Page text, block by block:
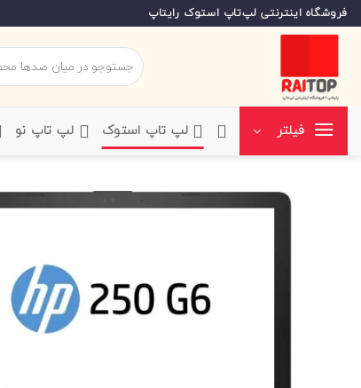
Skip
to
فروشگاه اینترنتی لپ‌تاپ استوک رایتاپ
جستجو
برای:
فیلتر ‌لپ تاپ استوک ‌لپ تاپ نو